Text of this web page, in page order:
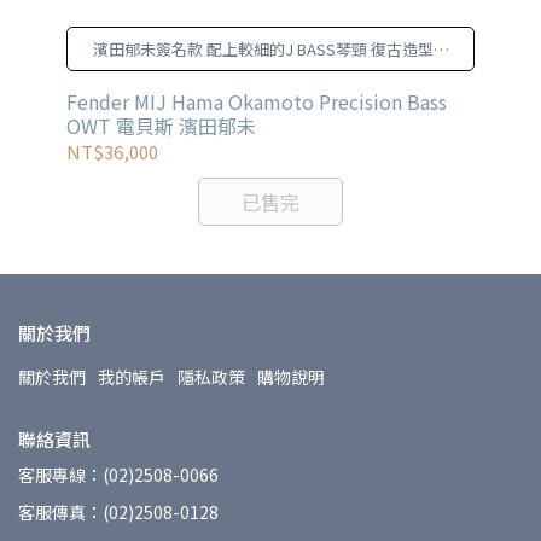
濱田郁未簽名款 配上較細的J BASS琴頸 復古造型的
橢圓形弦鈕
Fender MIJ Hama Okamoto Precision Bass
OWT 電貝斯 濱田郁未
NT$36,000
已售完
關於我們
關於我們 我的帳戶 隱私政策 購物說明
聯絡資訊
客服專線：(02)2508-0066
客服傳真：(02)2508-0128